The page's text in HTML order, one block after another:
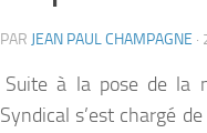
PAR JEAN PAUL CHAMPAGNE ·
Suite à la pose de la
Syndical s’est chargé